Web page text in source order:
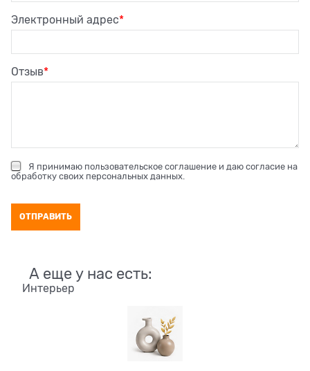
Электронный адрес
Отзыв
Я принимаю пользовательское соглашение и даю согласие на
обработку своих персональных данных
А еще у нас есть:
Интерьер